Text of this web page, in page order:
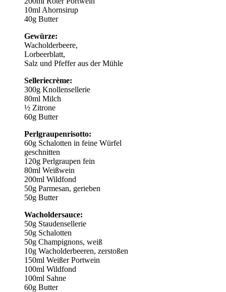
10ml Ahornsirup
40g Butter
Gewürze:
Wacholderbeere,
Lorbeerblatt,
Salz und Pfeffer aus der Mühle
Selleriecrème:
300g Knollensellerie
80ml Milch
½ Zitrone
60g Butter
Perlgraupenrisotto:
60g Schalotten in feine Würfel
geschnitten
120g Perlgraupen fein
80ml Weißwein
200ml Wildfond
50g Parmesan, gerieben
50g Butter
Wacholdersauce:
50g Staudensellerie
50g Schalotten
50g Champignons, weiß
10g Wacholderbeeren, zerstoßen
150ml Weißer Portwein
100ml Wildfond
100ml Sahne
60g Butter